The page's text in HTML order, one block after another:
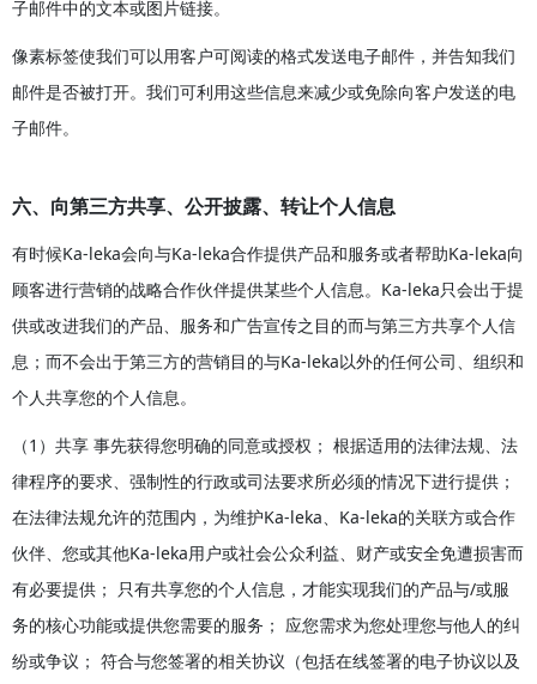
子邮件中的文本或图片链接。
像素标签使我们可以用客户可阅读的格式发送电子邮件，并告知我们
邮件是否被打开。我们可利用这些信息来减少或免除向客户发送的电
子邮件。
六、向第三方共享、公开披露、转让个人信息
有时候Ka-leka会向与Ka-leka合作提供产品和服务或者帮助Ka-leka向
顾客进行营销的战略合作伙伴提供某些个人信息。Ka-leka只会出于提
供或改进我们的产品、服务和广告宣传之目的而与第三方共享个人信
息；而不会出于第三方的营销目的与Ka-leka以外的任何公司、组织和
个人共享您的个人信息。
（1）共享 事先获得您明确的同意或授权； 根据适用的法律法规、法
律程序的要求、强制性的行政或司法要求所必须的情况下进行提供；
在法律法规允许的范围内，为维护Ka-leka、Ka-leka的关联方或合作
伙伴、您或其他Ka-leka用户或社会公众利益、财产或安全免遭损害而
有必要提供； 只有共享您的个人信息，才能实现我们的产品与/或服
务的核心功能或提供您需要的服务； 应您需求为您处理您与他人的纠
纷或争议； 符合与您签署的相关协议（包括在线签署的电子协议以及